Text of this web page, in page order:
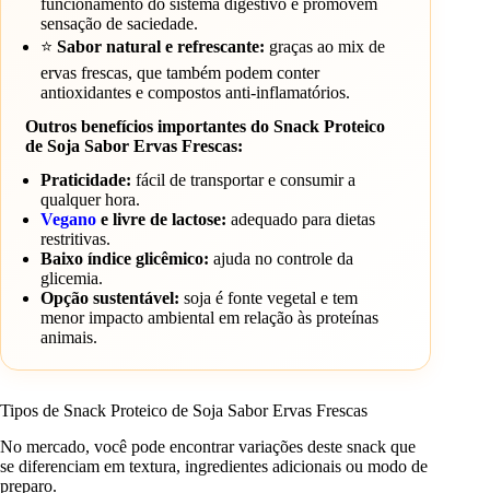
funcionamento do sistema digestivo e promovem
sensação de saciedade.
⭐Sabor natural e refrescante: graças ao mix de
ervas frescas, que também podem conter
antioxidantes e compostos anti-inflamatórios.
Outros benefícios importantes do Snack Proteico
de Soja Sabor Ervas Frescas:
Praticidade: fácil de transportar e consumir a
qualquer hora.
Vegano e livre de lactose: adequado para dietas
restritivas.
Baixo índice glicêmico: ajuda no controle da
glicemia.
Opção sustentável: soja é fonte vegetal e tem
menor impacto ambiental em relação às proteínas
animais.
Tipos de Snack Proteico de Soja Sabor Ervas Frescas
No mercado, você pode encontrar variações deste snack que
se diferenciam em textura, ingredientes adicionais ou modo de
preparo.